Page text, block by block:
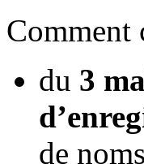
Comment
du 3
de